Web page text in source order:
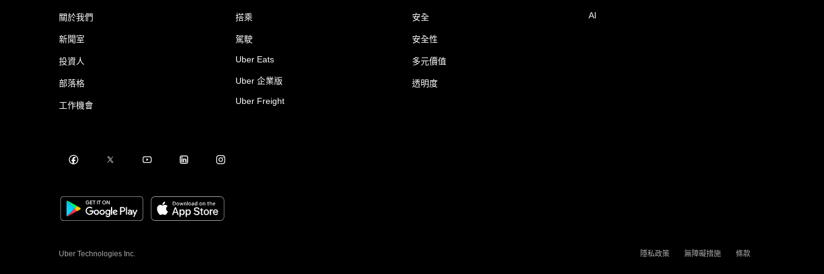
關於我們
新聞室
投資人
部落格
工作機會
搭乘
駕駛
Uber Eats
Uber 企業版
Uber Freight
安全
安全性
多元價值
透明度
AI
Uber Technologies Inc. 隱私政策 無障礙措施 條款